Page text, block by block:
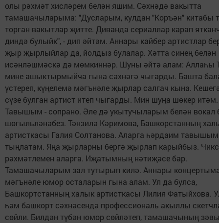
олы рәхмәт хисләрем белән яшим. Сәхнәдә вакытта
тамашачыларыма: "Дусларым, кулдан "Коръән" китабы
торган вакытлар җитте. Диванда сериаллар карап
диндә булыйк", - дип әйтәм. Аннары кайбер артистлар
җыр җырлыйлар да, йолдыз булалар. Хәтта синең белән
исәнләшмәскә дә мөмкиннәр. Шуны әйтә алам: Аллаһы
мине ашыктырмыйча гына сәхнәгә чыгарды. Башта
үстереп, күңелемә мәгънәле җырлар салгач кына.
сүзе булган артист итеп чыгарды. Мин шуңа шөкер итәм.
Тавышым - сопрано. Әле дә укытучыларым белән вокал
шөгыльләнәбез. Тәнзилә Кәримова, Башкорстанның
артисткасы Галия Солтанова. Аларга һәрдаим
тыңлатам. Яңа җырларны бергә җырлап карыйбыз.
рәхмәтлемен аларга. Иҗатымның нәтиҗәсе бар.
Тамашачыларым зал тутырып килә. Аннары
мәгънәле юмор осталарын гына алам. Ул да булса,
Башкортстанның халык артисткасы Лилия Фатыйхова.
һәм башкорт сәхнәсендә профессиональ акыллы
сөйли. Билдән түбән юмор сөйләтеп, тамашачының